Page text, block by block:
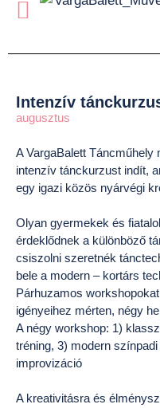
Intenzív
augusztus
A VargaBalett Táncműhely
intenzív tánckurzust indít,
egy igazi közös nyárvégi
Olyan gyermekek és
érdeklődnek a különböző
csiszolni szeretnék
bele a modern – kortárs
Párhuzamos
igényeihez mérten, négy
A négy workshop: 1)
tréning, 3) modern
improvizáció
A kreativitásra és